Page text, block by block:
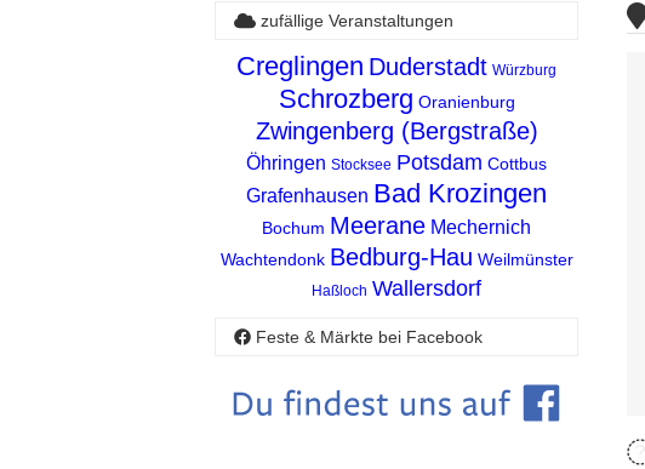
zufällige Veranstaltungen
Creglingen Duderstadt Würzburg
Schrozberg Oranienburg
Zwingenberg (Bergstraße)
Öhringen Stocksee Potsdam Cottbus
Grafenhausen Bad Krozingen
Bochum Meerane Mechernich
Wachtendonk Bedburg-Hau Weilmünster
Haßloch Wallersdorf
Feste & Märkte bei Facebook